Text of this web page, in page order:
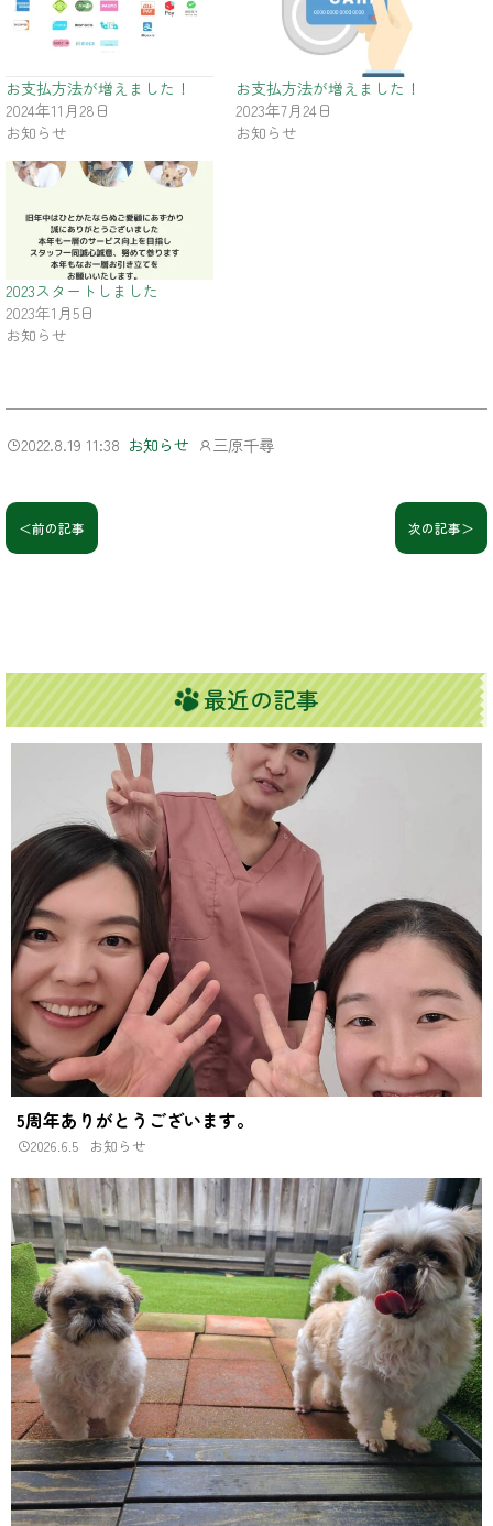
お支払方法が増えました！
2024年11月28日
お知らせ
お支払方法が増えました！
2023年7月24日
お知らせ
2023スタートしました
2023年1月5日
お知らせ
2022.8.19 11:38 お知らせ 三原千尋
＜前の記事 次の記事＞
最近の記事
5周年ありがとうございます。
2026.6.5 お知らせ